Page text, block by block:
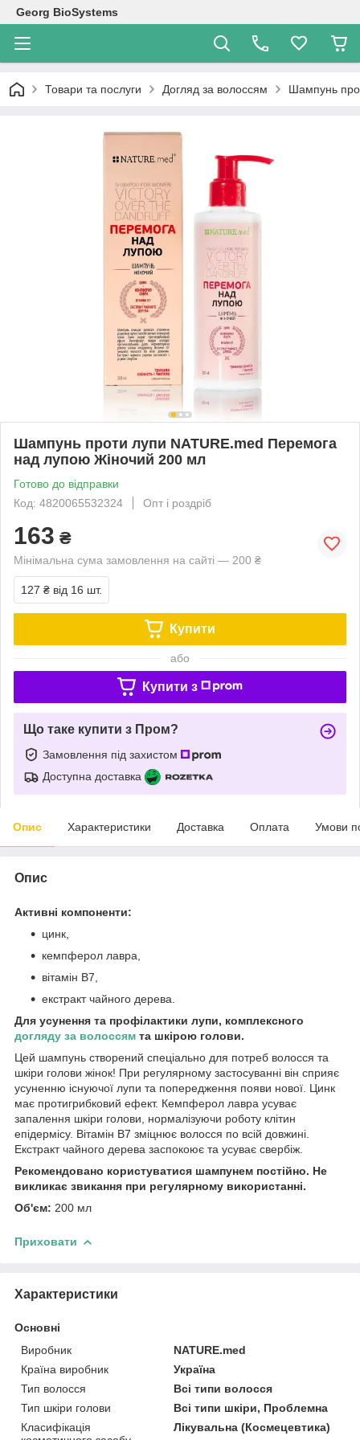
Georg BioSystems
Товари та послуги Догляд за волоссям Шампунь
Шампунь проти лупи NATURE.med Перемога
над лупою Жіночий 200 мл
Готово до відправки
Код: 4820065532324
Опт і роздріб
163 ₴
Мінімальна сума замовлення на сайті — 200 ₴
127 ₴ від 16 шт.
Купити
або
Купити з
Що таке купити з Пром?
Замовлення під захистом
Доступна доставка
Опис Характеристики Доставка Оплата Умови
Опис
Активні компоненти:
цинк,
кемпферол лавра,
вітамін В7,
екстракт чайного дерева.
Для усунення та профілактики лупи, комплексного
догляду за волоссям та шкірою голови.
Цей шампунь створений спеціально для потреб волосся та
шкіри голови жінок! При регулярному застосуванні він сприяє
усуненню існуючої лупи та попередження появи нової. Цинк
має протигрибковий ефект. Кемпферол лавра усуває
запалення шкіри голови, нормалізуючи роботу клітин
епідермісу. Вітамін В7 зміцнює волосся по всій довжині.
Екстракт чайного дерева заспокоює та усуває свербіж.
Рекомендовано користуватися шампунем постійно. Не
викликає звикання при регулярному використанні.
Об'єм: 200 мл
Приховати
Характеристики
Основні
Виробник
NATURE.med
Країна виробник
Україна
Тип волосся
Всі типи волосся
Тип шкіри голови
Всі типи шкіри, Проблемна
Класифікація
Лікувальна (Космецевтика)